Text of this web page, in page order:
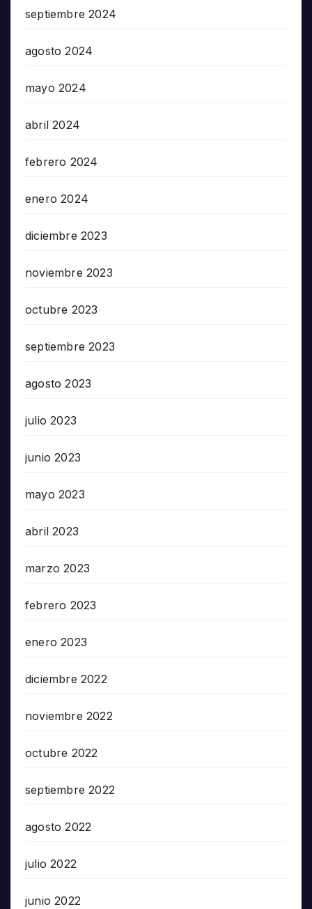
septiembre 2024
agosto 2024
mayo 2024
abril 2024
febrero 2024
enero 2024
diciembre 2023
noviembre 2023
octubre 2023
septiembre 2023
agosto 2023
julio 2023
junio 2023
mayo 2023
abril 2023
marzo 2023
febrero 2023
enero 2023
diciembre 2022
noviembre 2022
octubre 2022
septiembre 2022
agosto 2022
julio 2022
junio 2022